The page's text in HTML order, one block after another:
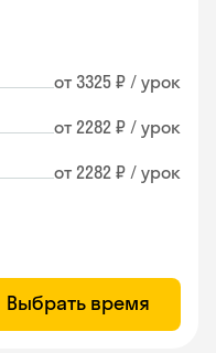
от 3325 ₽ / урок
от 2282 ₽ / урок
от 2282 ₽ / урок
Выбрать время